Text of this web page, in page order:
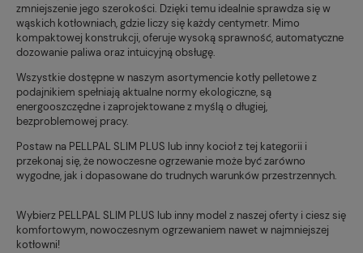
zmniejszenie jego szerokości. Dzięki temu idealnie sprawdza się w
wąskich kotłowniach, gdzie liczy się każdy centymetr. Mimo
kompaktowej konstrukcji, oferuje wysoką sprawność, automatyczne
dozowanie paliwa oraz intuicyjną obsługę.
Wszystkie dostępne w naszym asortymencie kotły pelletowe z
podajnikiem spełniają aktualne normy ekologiczne, są
energooszczędne i zaprojektowane z myślą o długiej,
bezproblemowej pracy.
Postaw na PELLPAL SLIM PLUS lub inny kocioł z tej kategorii i
przekonaj się, że nowoczesne ogrzewanie może być zarówno
wygodne, jak i dopasowane do trudnych warunków przestrzennych.
Wybierz PELLPAL SLIM PLUS lub inny model z naszej oferty i ciesz się
komfortowym, nowoczesnym ogrzewaniem nawet w najmniejszej
kotłowni!